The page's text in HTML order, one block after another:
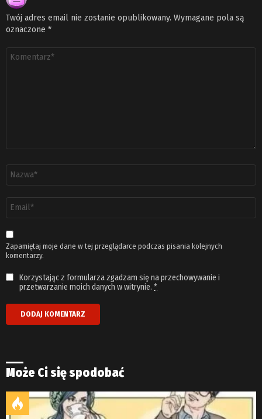
Twój adres email nie zostanie opublikowany. Wymagane pola są
oznaczone *
email
*
Zapamiętaj moje dane w tej przeglądarce podczas pisania kolejnych
komentarzy.
Korzystając z formularza zgadzam się na przechowywanie i
przetwarzanie moich danych w witrynie. *
Może Ci się spodobać